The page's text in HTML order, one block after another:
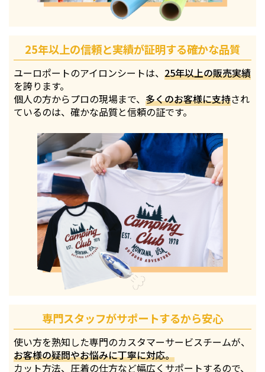
25年以上の信頼と実績が証明する確かな品質
ユーロポートのアイロンシートは、25年以上の販売実績
を誇ります。
個人の方からプロの現場まで、多くのお客様に支持され
ているのは、確かな品質と信頼の証です。
専門スタッフがサポートするから安心
使い方を熟知した専門のカスタマーサービスチームが、
お客様の疑問やお悩みに丁寧に対応。
カット方法、圧着の仕方など幅広くサポートするので、